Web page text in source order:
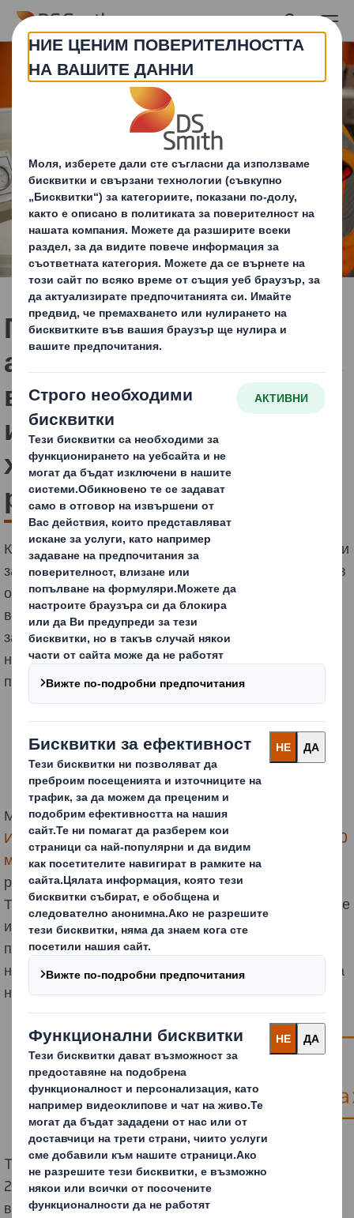
Skip to main content
Проучване на
алтернативни влакна за
внедряване на
иновации в света на
хартията, опаковките и
рециклирането
Като част от нашата амбициозна стратегия „За Сега и
за бъдещето”, опазването на природните ресурси е в
основата на DS Smith, извличаме максимума от
всяко влакно, намаляваме отпадъците и
замърсяването чрез кръгови решения и екипиране
на хората с инструменти, които да ги преведат през
прехода към кръгова икономика.
Миналата година обявихме нашия
Изследвания и развитие и иновации на стойност 100
млн. паунда, чиято цел е да ни помогне да ускорим
работата си в областта на Кръговата икономика.
Това включва изследване по какъв начин могат да се
използват алтернативни влакна като суровина в
производството на хартия и опаковки, на фона на
нарастващото търсене на устойчиви стоки от страна
на клиенти и потребители.
Thomas, който се присъедини към DS Smith през
2014г., има над 15-годишен опит в изследвания на
влакна в различни сектори.